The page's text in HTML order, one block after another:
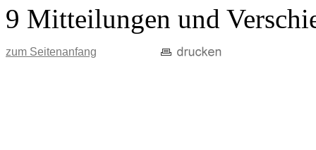
9 Mitteilungen und
zum Seitenanfang